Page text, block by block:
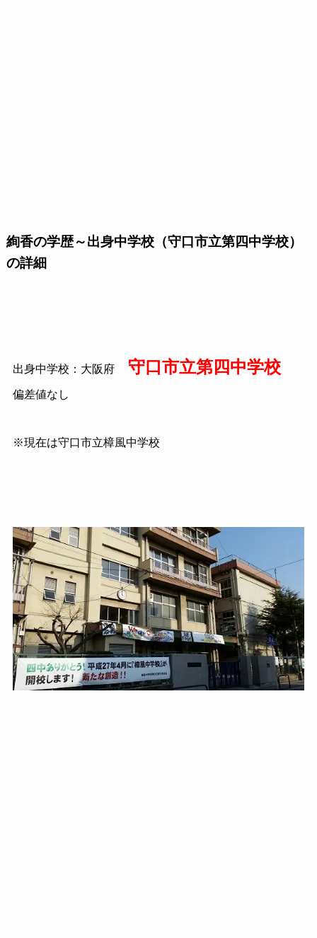
絢香の学歴～出身中学校（守口市立第四中学校）
の詳細
出身中学校：大阪府 守口市立第四中学校
偏差値なし
※現在は守口市立樟風中学校